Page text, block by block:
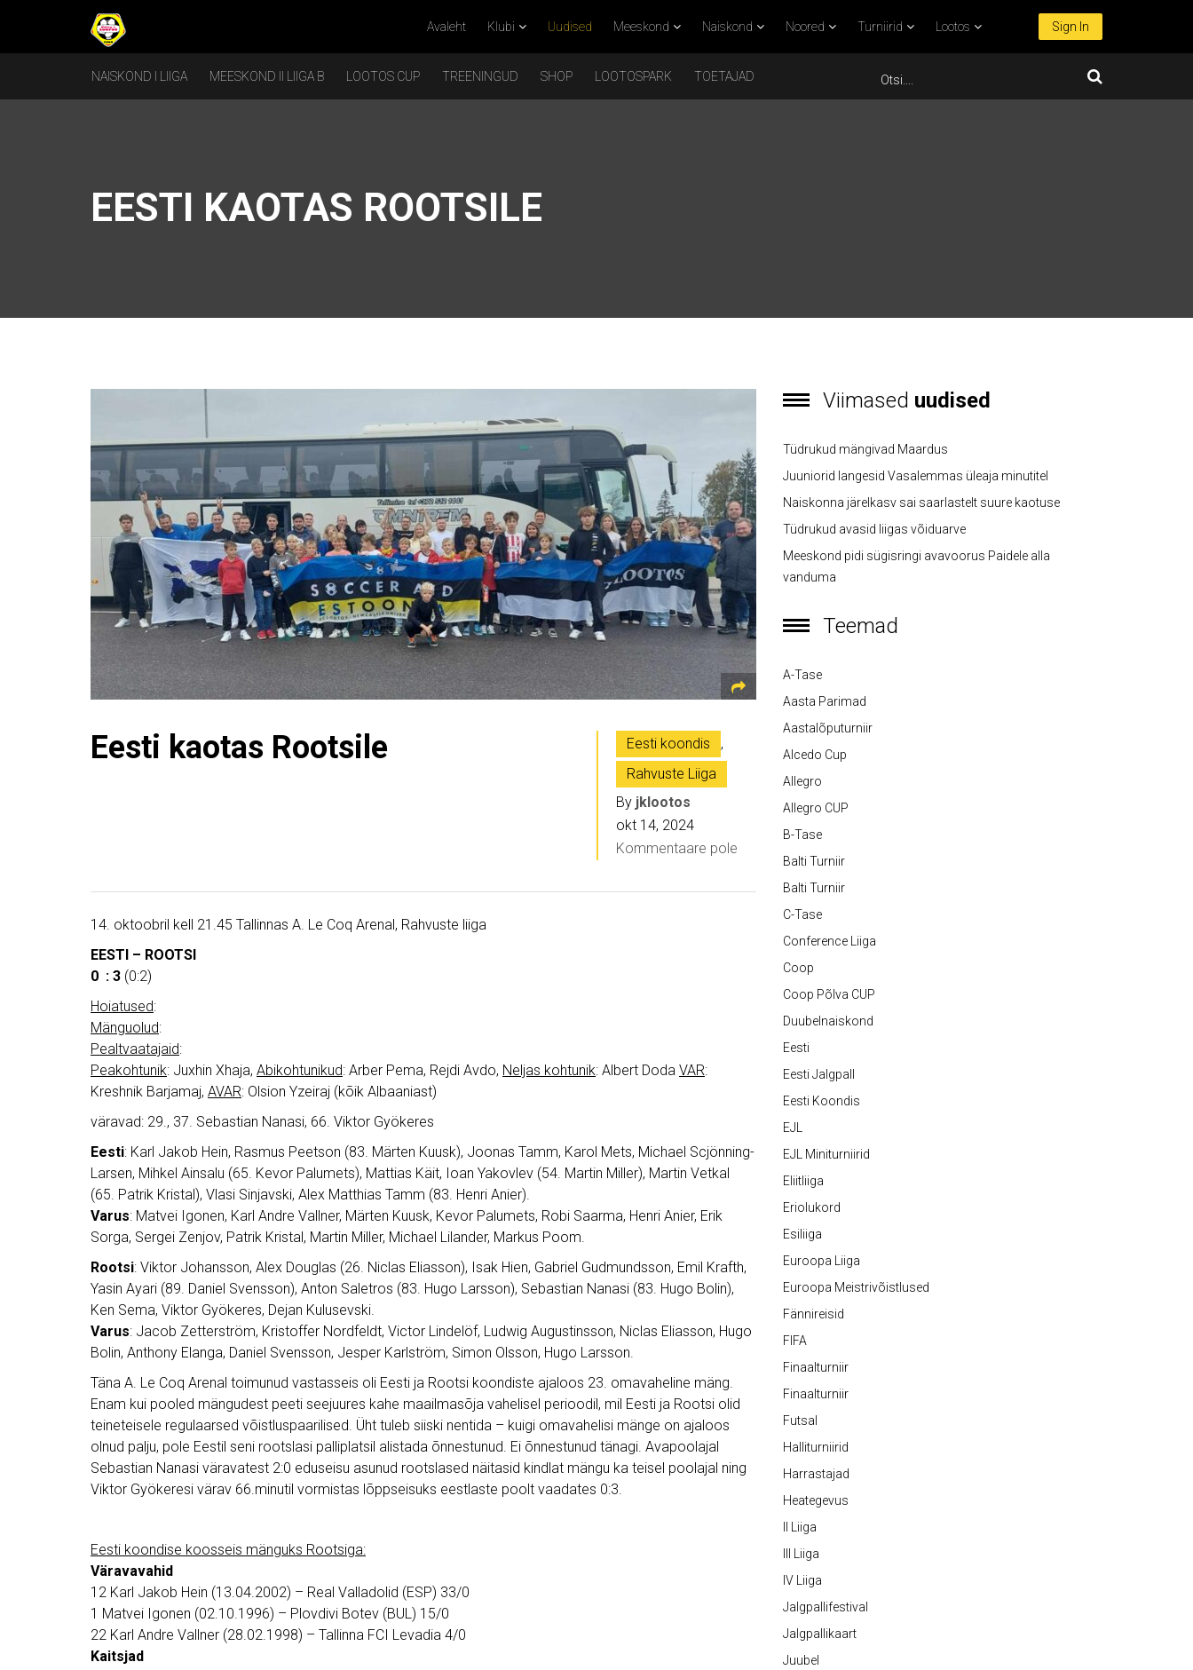
Avaleht Klubi Uudised Meeskond Naiskond Noored Turniirid Lootos Sign In
NAISKOND I LIIGA MEESKOND II LIIGA B LOOTOS CUP TREENINGUD SHOP LOOTOSPARK TOETAJAD
EESTI KAOTAS ROOTSILE
Eesti kaotas Rootsile Eesti koondis
,
Rahvuste Liiga
By jklootos
okt 14, 2024
Kommentaare pole
14. oktoobril kell 21.45 Tallinnas A. Le Coq Arenal, Rahvuste liiga
EESTI – ROOTSI
0 : 3 (0:2)
Hoiatused:
Mänguolud:
Pealtvaatajaid:
Peakohtunik: Juxhin Xhaja, Abikohtunikud: Arber Pema, Rejdi Avdo, Neljas kohtunik: Albert Doda VAR:
Kreshnik Barjamaj, AVAR: Olsion Yzeiraj (kõik Albaaniast)
väravad: 29., 37. Sebastian Nanasi, 66. Viktor Gyökeres
Eesti: Karl Jakob Hein, Rasmus Peetson (83. Märten Kuusk), Joonas Tamm, Karol Mets, Michael Scjönning-
Larsen, Mihkel Ainsalu (65. Kevor Palumets), Mattias Käit, Ioan Yakovlev (54. Martin Miller), Martin Vetkal
(65. Patrik Kristal), Vlasi Sinjavski, Alex Matthias Tamm (83. Henri Anier).
Varus: Matvei Igonen, Karl Andre Vallner, Märten Kuusk, Kevor Palumets, Robi Saarma, Henri Anier, Erik
Sorga, Sergei Zenjov, Patrik Kristal, Martin Miller, Michael Lilander, Markus Poom.
Rootsi: Viktor Johansson, Alex Douglas (26. Niclas Eliasson), Isak Hien, Gabriel Gudmundsson, Emil Krafth,
Yasin Ayari (89. Daniel Svensson), Anton Saletros (83. Hugo Larsson), Sebastian Nanasi (83. Hugo Bolin),
Ken Sema, Viktor Gyökeres, Dejan Kulusevski.
Varus: Jacob Zetterström, Kristoffer Nordfeldt, Victor Lindelöf, Ludwig Augustinsson, Niclas Eliasson, Hugo
Bolin, Anthony Elanga, Daniel Svensson, Jesper Karlström, Simon Olsson, Hugo Larsson.
Täna A. Le Coq Arenal toimunud vastasseis oli Eesti ja Rootsi koondiste ajaloos 23. omavaheline mäng.
Enam kui pooled mängudest peeti seejuures kahe maailmasõja vahelisel perioodil, mil Eesti ja Rootsi olid
teineteisele regulaarsed võistluspaarilised. Üht tuleb siiski nentida – kuigi omavahelisi mänge on ajaloos
olnud palju, pole Eestil seni rootslasi palliplatsil alistada õnnestunud. Ei õnnestunud tänagi. Avapoolajal
Sebastian Nanasi väravatest 2:0 eduseisu asunud rootslased näitasid kindlat mängu ka teisel poolajal ning
Viktor Gyökeresi värav 66.minutil vormistas lõppseisuks eestlaste poolt vaadates 0:3.
Eesti koondise koosseis mänguks Rootsiga:
Väravavahid
12 Karl Jakob Hein (13.04.2002) – Real Valladolid (ESP) 33/0
1 Matvei Igonen (02.10.1996) – Plovdivi Botev (BUL) 15/0
22 Karl Andre Vallner (28.02.1998) – Tallinna FCI Levadia 4/0
Kaitsjad
Viimased uudised
Tüdrukud mängivad Maardus
Juuniorid langesid Vasalemmas üleaja minutitel
Naiskonna järelkasv sai saarlastelt suure kaotuse
Tüdrukud avasid liigas võiduarve
Meeskond pidi sügisringi avavoorus Paidele alla
vanduma
Teemad
A-Tase
Aasta Parimad
Aastalõputurniir
Alcedo Cup
Allegro
Allegro CUP
B-Tase
Balti Turniir
Balti Turniir
C-Tase
Conference Liiga
Coop
Coop Põlva CUP
Duubelnaiskond
Eesti
Eesti Jalgpall
Eesti Koondis
EJL
EJL Miniturniirid
Eliitliiga
Eriolukord
Esiliiga
Euroopa Liiga
Euroopa Meistrivõistlused
Fännireisid
FIFA
Finaalturniir
Finaalturniir
Futsal
Halliturniirid
Harrastajad
Heategevus
II Liiga
III Liiga
IV Liiga
Jalgpallifestival
Jalgpallikaart
Juubel